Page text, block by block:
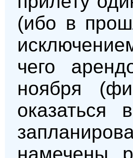
(ибо в
чего
ноября
намечены